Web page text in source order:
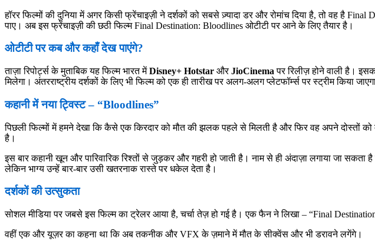
हॉरर फिल्मों की दुनिया में अगर किसी फ्रेंचाइज़ी ने दर्शकों को सबसे ज़्यादा डर और रोमांच दिया है, तो वह है
पाए। अब इस फ्रेंचाइज़ी की छठी फिल्म Final Destination: Bloodlines ओटीटी पर आने के लिए तैयार है।
ओटीटी पर कब और कहाँ देख पाएंगे?
ताज़ा रिपोर्ट्स के मुताबिक यह फिल्म भारत मेंDisney+ Hotstar औरJioCinema पर रिलीज़ होने वाली है।
मिलेगा। अंतरराष्ट्रीय दर्शकों के लिए भी फिल्म को एक ही तारीख पर अलग-अलग प्लेटफॉर्म्स पर स्ट्रीम किया
कहानी में नया ट्विस्ट – “Bloodlines”
पिछली फिल्मों में हमने देखा कि कैसे एक किरदार को मौत की झलक पहले से मिलती है और फिर वह अपने दोस्तों
है।
इस बार कहानी खून और पारिवारिक रिश्तों से जुड़कर और गहरी हो जाती है। नाम से ही अंदाज़ा लगाया जा
लेकिन भाग्य उन्हें बार-बार उसी खतरनाक रास्ते पर धकेल देता है।
दर्शकों की उत्सुकता
सोशल मीडिया पर जबसे इस फिल्म का ट्रेलर आया है, चर्चा तेज़ हो गई है। एक फैन ने लिखा – “Final
वहीं एक और यूज़र का कहना था कि अब तकनीक और VFX के ज़माने में मौत के सीक्वेंस और भी डरावने लगेंगे।